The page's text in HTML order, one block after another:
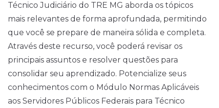
Técnico Judiciário do TRE MG aborda os tópicos
mais relevantes de forma aprofundada, permitindo
que você se prepare de maneira sólida e completa.
Através deste recurso, você poderá revisar os
principais assuntos e resolver questões para
consolidar seu aprendizado. Potencialize seus
conhecimentos com o Módulo Normas Aplicáveis
aos Servidores Públicos Federais para Técnico